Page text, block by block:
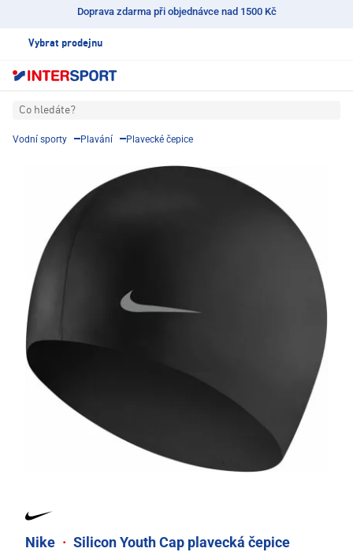
Doprava zdarma při objednávce nad 1500 Kč
Vybrat prodejnu
Co hledáte?
Vodní sporty Plavání Plavecké čepice
Nike · Silicon Youth Cap plavecká čepice